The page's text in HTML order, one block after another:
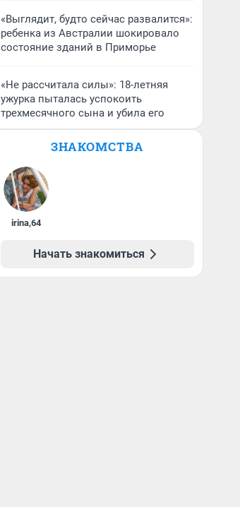
«Выглядит, будто сейчас развалится»:
ребенка из Австралии шокировало
состояние зданий в Приморье
«Не рассчитала силы»: 18-летняя
ужурка пыталась успокоить
трехмесячного сына и убила его
ЗНАКОМСТВА
irina,64
Начать знакомиться